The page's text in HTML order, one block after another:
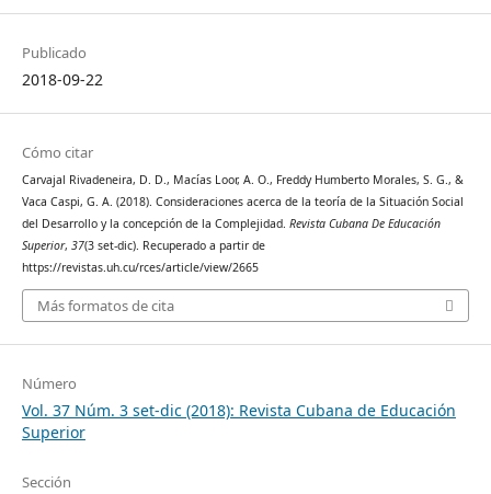
Publicado
2018-09-22
Cómo citar
Carvajal Rivadeneira, D. D., Macías Loor, A. O., Freddy Humberto Morales, S. G., &
Vaca Caspi, G. A. (2018). Consideraciones acerca de la teoría de la Situación Social
del Desarrollo y la concepción de la Complejidad. Revista Cubana De Educación
Superior, 37(3 set-dic). Recuperado a partir de
https://revistas.uh.cu/rces/article/view/2665
Más formatos de cita
Número
Vol. 37 Núm. 3 set-dic (2018): Revista Cubana de Educación
Superior
Sección